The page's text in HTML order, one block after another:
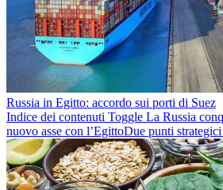
Russia in Egitto: accordo sui porti di Suez
Indice dei contenuti Toggle La Russia
nuovo asse con l’EgittoDue punti